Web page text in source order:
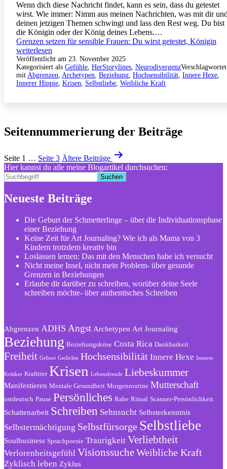
Wenn dich diese Nachricht findet, kann es sein, dass du getestet
wirst. Wie immer: Nimm aus meinen Nachrichten, was mit dir
deinen jetzigen Themen schwingt und lass den Rest weg. Du bist
die Königin oder der König deines Lebens.…
Grenzen setzen für sensible Frauen: Du wirst getestet, Königin
weiterlesen
Veröffentlicht am 23. November 2025
Kategorisiert als Gefühle, HerStorylines, NeurodivergenzVerschlagwortet
mit Abgrenzen, Archetypen, Beziehung, Hochsensibilität, Innere Hexe,
Innerer Hippie, Krisen, Selbstliebe, Weibliche Kraft
Seitennummerierung der Beiträge
Seite 1 … Seite 3 Ältere Beiträge
Hier kannst du alle meine Blogartikel durchsuchen:
Suchen
Neueste Beiträge
Die Geburt der Schmetterlinge – über die Individuationsphase
einer Beziehung
Keine Zeit für Art Journaling? Wie ich als Mama von 3
Kindern trotzdem kreativ bin
Loslassen lernen: Das mit den Menschen habe ich versucht
Nicht meine Insel, nicht mein Problem- über gesunde
Grenzen in Beziehungen
Erlaube dir darüber zu schreiben, worüber deine Seele
schreiben möchte- über authentisches Schreiben
Abgrenzen ADHS Angst Archetypen Art Journaling
Beziehung Beziehungskrise Costa Rica Dankbarkeit
Freiheit Geburt Gedichte Hochsensibilität Innere Hexe Innerer
Kritiker Krafttier Krisen Lebensfreude Liebeskummer
Manifestieren Mentale Gesundheit Morgenroutine Mutterschaft
ostdeutsch Pause Persönliches Rabe Ritual Scanner-Persönlichkeit
Schattenarbeit Schreiben Sehnsucht Selbsterkenntnis
Selbstermächtigung Selbstfürsorge Selbstliebe
Soulbusiness Sprachpoesie Traurigkeit Verliebtheit
Verlorenheitsgefühl VisionssucheWeibliche Kraft
Zyklisch leben Zyklus